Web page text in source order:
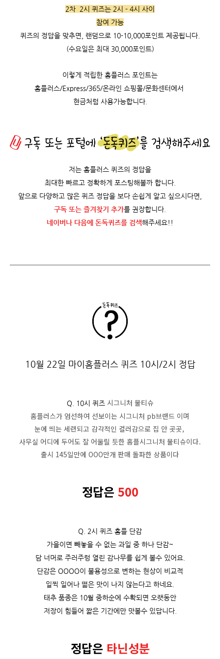
2차 2시 퀴즈는 2시 - 4시 사이
참여 가능
퀴즈의 정답을 맞추면, 랜덤으로 10-10,000포인트 제공됩니다.
(수요일은 최대 30,000포인트)
이렇게 적립한 홈플러스 포인트는
홈플러스/Express/365/온라인 쇼핑몰/문화센터에서
현금처럼 사용가능합니다.
저는 홈플러스 퀴즈의 정답을
최대한 빠르고 정확하게 포스팅해볼까 합니다.
앞으로 다양하고 많은 퀴즈 정답을 보다 손쉽게 알고 싶으시다면,
구독 또는 즐겨찾기 추가를 권장합니다.
네이버나 다음에 돈독퀴즈를 검색해주세요!!
10월 22일 마이홈플러스 퀴즈 10시/2시 정답
Q. 10시 퀴즈 시그니처 물티슈
홈플러스가 엄선하여 선보이는 시그니처 pb브랜드 이며
눈에 띄는 세련되고 감각적인 컬러감으로 집 안 곳곳,
사무실 어디에 두어도 잘 어울릴 듯한 홈플시그니처 물티슈이다.
출시 145일만에 OOO만개 판매 돌파한 상품이다
정답은 500
Q. 2시 퀴즈 홈플 단감
가을이면 빼놓을 수 없는 과일 중 하나 단감~
담 너머로 주러주렁 열린 감나무를 쉽게 볼수 있어요.
단감은 OOOO이 불용성으로 변하는 현상이 비교적
일찍 일어나 떫은 맛이 나지 않는다고 하네요.
태추 품종은 10월 중하순에 수확되면 오랫동안
저장이 힘들어 짧은 기간에만 맛볼수 있답니다.
정답은 타닌성분